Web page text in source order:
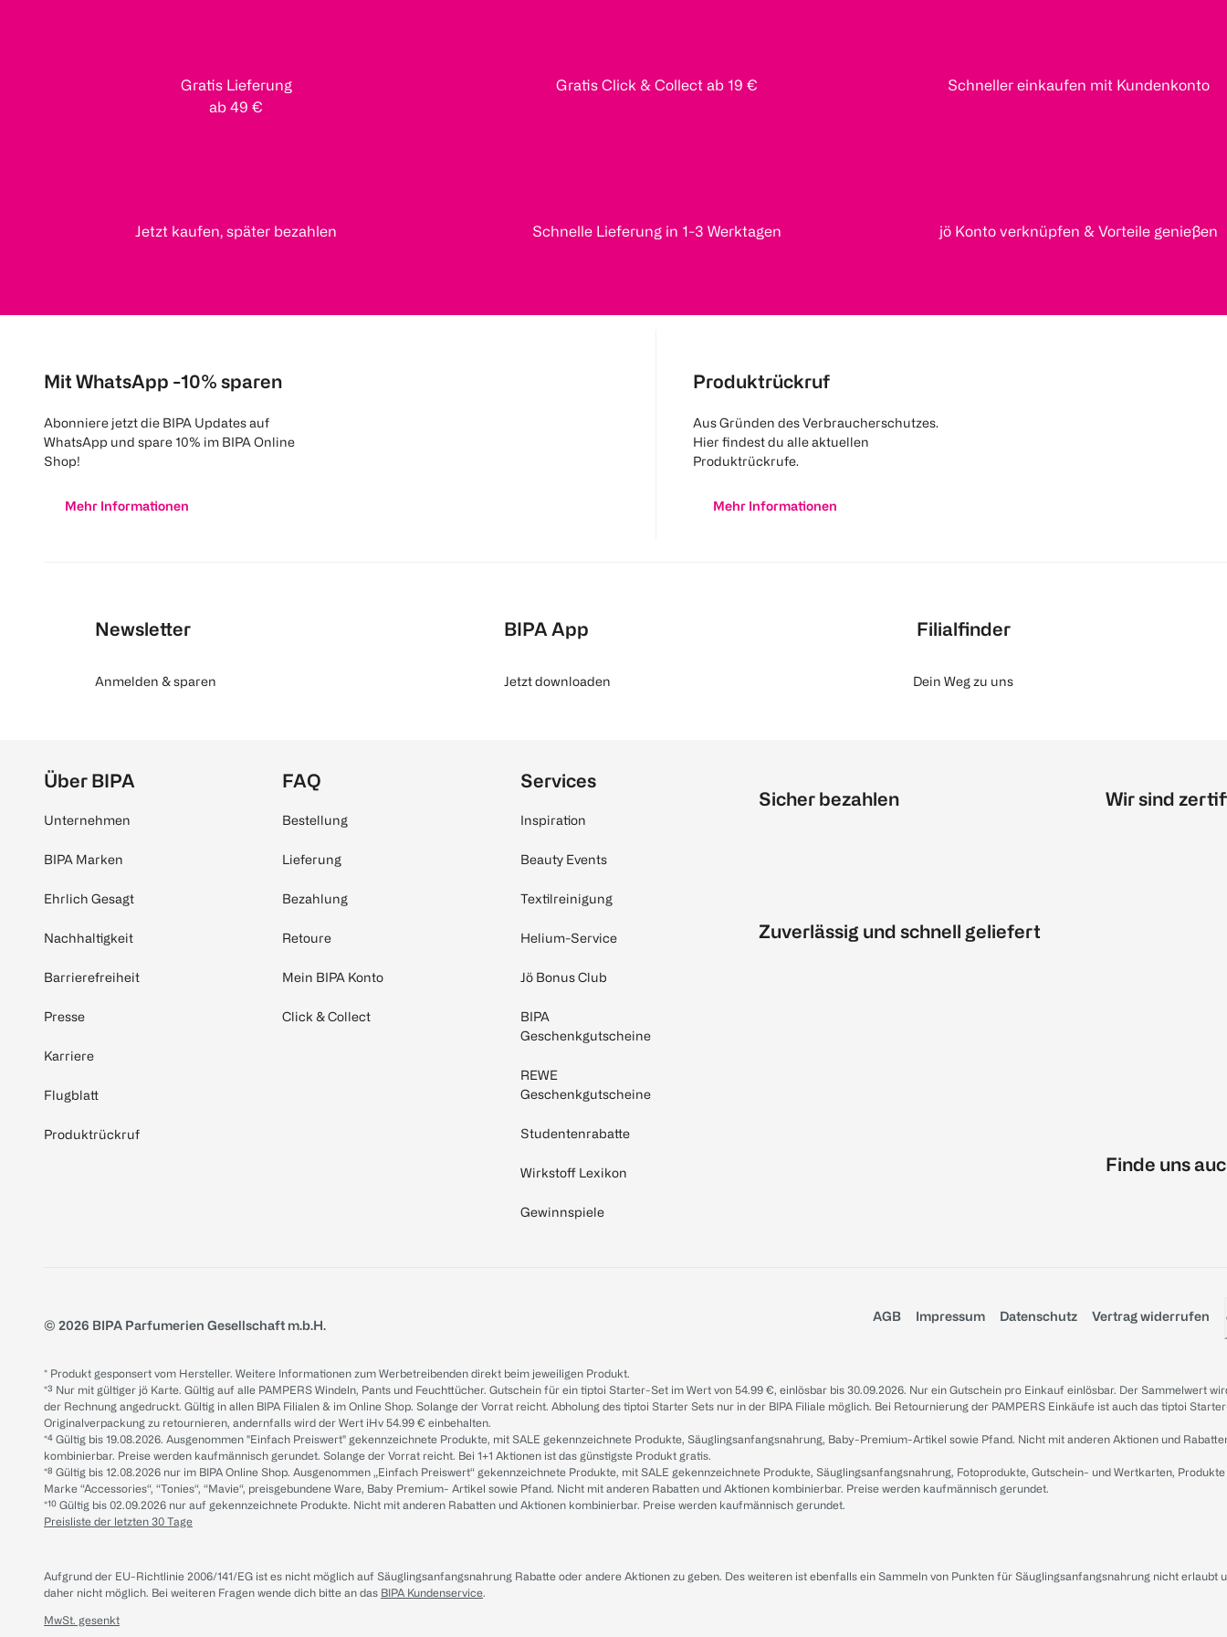
Gratis Lieferung
ab 49 €
Gratis Click & Collect ab 19 € Schneller einkaufen mit Kundenkonto
Jetzt kaufen, später bezahlen Schnelle Lieferung in 1-3 Werktagen jö Konto verknüpfen & Vorteile genießen
Mit WhatsApp -10% sparen
Abonniere jetzt die BIPA Updates auf
WhatsApp und spare 10% im BIPA Online
Shop!
Mehr Informationen
Produktrückruf
Aus Gründen des Verbraucherschutzes.
Hier findest du alle aktuellen
Produktrückrufe.
Mehr Informationen
Newsletter
Anmelden & sparen
BIPA App
Jetzt downloaden
Filialfinder
Dein Weg zu uns
Über BIPA
Unternehmen
BIPA Marken
Ehrlich Gesagt
Nachhaltigkeit
Barrierefreiheit
Presse
Karriere
Flugblatt
Produktrückruf
FAQ
Bestellung
Lieferung
Bezahlung
Retoure
Mein BIPA Konto
Click & Collect
Services
Inspiration
Beauty Events
Textilreinigung
Helium-Service
Jö Bonus Club
BIPA
Geschenkgutscheine
REWE
Geschenkgutscheine
Studentenrabatte
Wirkstoff Lexikon
Gewinnspiele
Sicher bezahlen
Zuverlässig und schnell geliefert
Wir sind
Finde uns
© 2026 BIPA Parfumerien Gesellschaft m.b.H.
AGB Impressum Datenschutz Vertrag widerrufen
* Produkt gesponsert vom Hersteller. Weitere Informationen zum Werbetreibenden direkt beim jeweiligen Produkt.
*³ Nur mit gültiger jö Karte. Gültig auf alle PAMPERS Windeln, Pants und Feuchttücher. Gutschein für ein tiptoi Starter-Set im Wert von 54.99 €, einlösbar bis 30.09.2026. Nur ein Gutschein pro Einkauf einlösbar. Der Sammelwert
der Rechnung angedruckt. Gültig in allen BIPA Filialen & im Online Shop. Solange der Vorrat reicht. Abholung des tiptoi Starter Sets nur in der BIPA Filiale möglich. Bei Retournierung der PAMPERS Einkäufe ist auch das tiptoi
Originalverpackung zu retournieren, andernfalls wird der Wert iHv 54.99 € einbehalten.
*⁴ Gültig bis 19.08.2026. Ausgenommen "Einfach Preiswert" gekennzeichnete Produkte, mit SALE gekennzeichnete Produkte, Säuglingsanfangsnahrung, Baby-Premium-Artikel sowie Pfand. Nicht mit anderen Aktionen und
kombinierbar. Preise werden kaufmännisch gerundet. Solange der Vorrat reicht. Bei 1+1 Aktionen ist das günstigste Produkt gratis.
*⁸ Gültig bis 12.08.2026 nur im BIPA Online Shop. Ausgenommen „Einfach Preiswert“ gekennzeichnete Produkte, mit SALE gekennzeichnete Produkte, Säuglingsanfangsnahrung, Fotoprodukte, Gutschein- und Wertkarten,
Marke “Accessories“, “Tonies“, “Mavie“, preisgebundene Ware, Baby Premium- Artikel sowie Pfand. Nicht mit anderen Rabatten und Aktionen kombinierbar. Preise werden kaufmännisch gerundet.
*¹⁰ Gültig bis 02.09.2026 nur auf gekennzeichnete Produkte. Nicht mit anderen Rabatten und Aktionen kombinierbar. Preise werden kaufmännisch gerundet.
Preisliste der letzten 30 Tage
Aufgrund der EU-Richtlinie 2006/141/EG ist es nicht möglich auf Säuglingsanfangsnahrung Rabatte oder andere Aktionen zu geben. Des weiteren ist ebenfalls ein Sammeln von Punkten für Säuglingsanfangsnahrung nicht erlaubt
daher nicht möglich. Bei weiteren Fragen wende dich bitte an das BIPA Kundenservice.
MwSt. gesenkt